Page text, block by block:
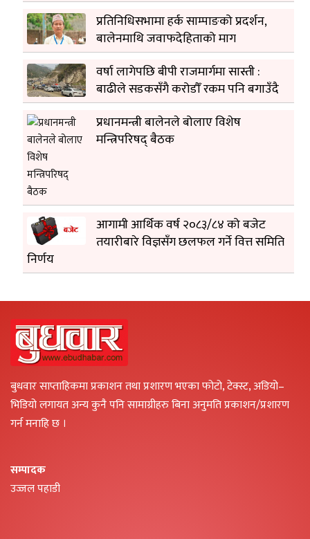
प्रतिनिधिसभामा हर्क साम्पाङको प्रदर्शन,
बालेनमाथि जवाफदेहिताको माग
वर्षा लागेपछि बीपी राजमार्गमा सास्ती :
बाढीले सडकसँगै करोडौँ रकम पनि बगाउँदै
प्रधानमन्त्री बालेनले बोलाए विशेष
मन्त्रिपरिषद् बैठक
आगामी आर्थिक वर्ष २०८३/८४ को बजेट
तयारीबारे विज्ञसँग छलफल गर्ने वित्त समिति
निर्णय
बुधवार साप्ताहिकमा प्रकाशन तथा प्रशारण भएका फोटो, टेक्स्ट, अडियो–
भिडियो लगायत अन्य कुनै पनि सामाग्रीहरु बिना अनुमति प्रकाशन/प्रशारण
गर्न मनाहि छ ।
सम्पादक
उज्जल पहाडी